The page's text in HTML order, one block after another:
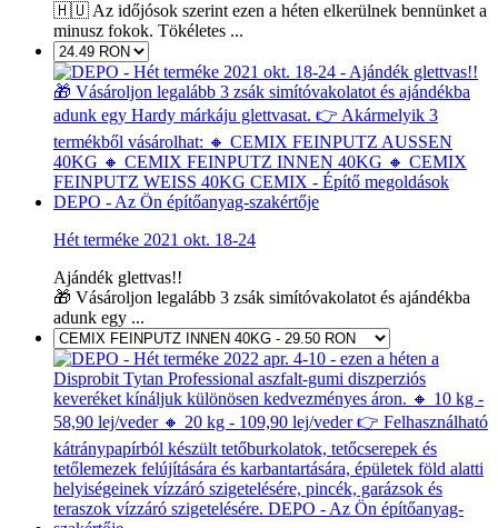
🇭🇺 Az időjósok szerint ezen a héten elkerülnek bennünket a
minusz fokok. Tökéletes ...
Hét terméke 2021 okt. 18-24
Ajándék glettvas!!
🎁 Vásároljon legalább 3 zsák simítóvakolatot és ajándékba
adunk egy ...